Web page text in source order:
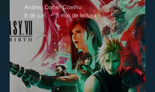
Andrey Daher Coelho
8 de jun.
3 min de leitura